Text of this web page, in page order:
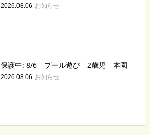
2026.08.06 お知らせ
保護中: 8/6 プール遊び 2歳児 本園
2026.08.06 お知らせ